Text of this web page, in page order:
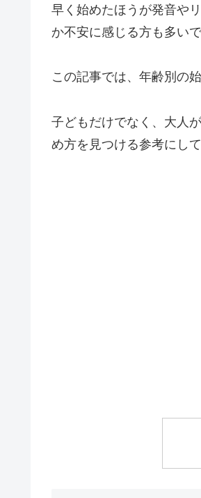
早く始めたほうが発音や
か不安に感じる方も多いで
この記事では、年齢別の
子どもだけでなく、大人
め方を見つける参考にして